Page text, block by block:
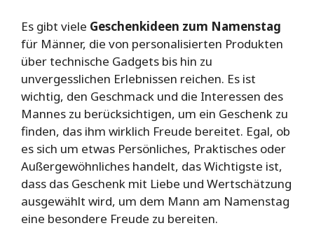
Es gibt viele Geschenkideen zum Namenstag
für Männer, die von personalisierten Produkten
über technische Gadgets bis hin zu
unvergesslichen Erlebnissen reichen. Es ist
wichtig, den Geschmack und die Interessen des
Mannes zu berücksichtigen, um ein Geschenk zu
finden, das ihm wirklich Freude bereitet. Egal, ob
es sich um etwas Persönliches, Praktisches oder
Außergewöhnliches handelt, das Wichtigste ist,
dass das Geschenk mit Liebe und Wertschätzung
ausgewählt wird, um dem Mann am Namenstag
eine besondere Freude zu bereiten.